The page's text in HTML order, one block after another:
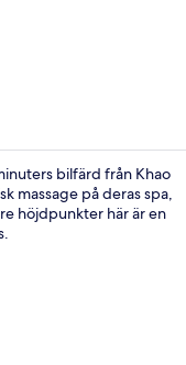
bilfärd från Khao
massage på deras spa,
höjdpunkter här är en